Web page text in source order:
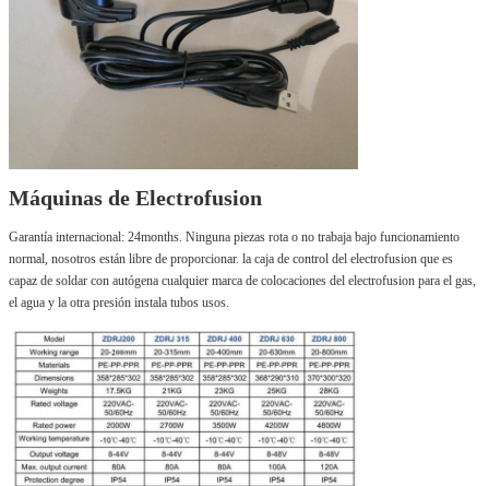
Máquinas de Electrofusion
Garantía internacional: 24months. Ninguna piezas rota o no trabaja bajo funcionamiento
normal, nosotros están libre de proporcionar. la caja de control del electrofusion que es
capaz de soldar con autógena cualquier marca de colocaciones del electrofusion para el gas,
el agua y la otra presión instala tubos usos.